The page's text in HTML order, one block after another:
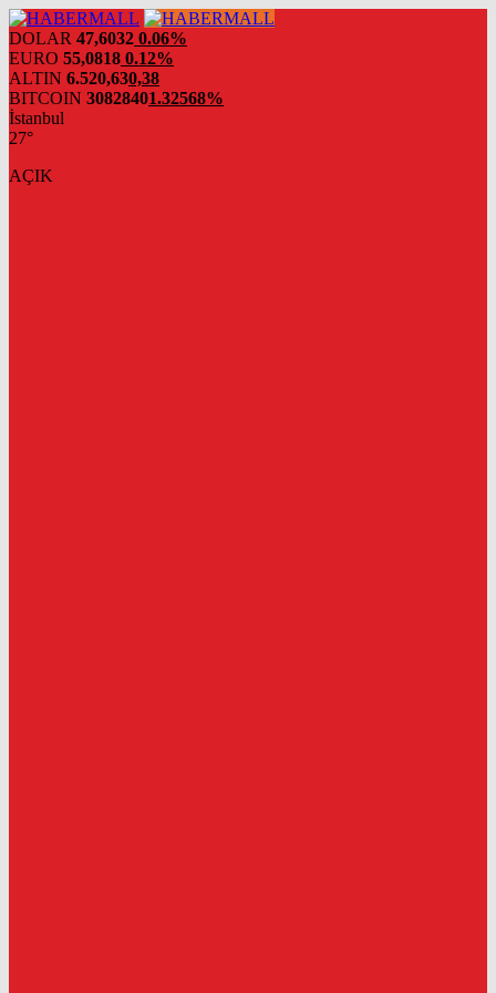
DOLAR 47,6032 0.06%
EURO 55,0818 0.12%
ALTIN 6.520,630,38
BITCOIN 30828401.32568%
İstanbul
27°
AÇIK